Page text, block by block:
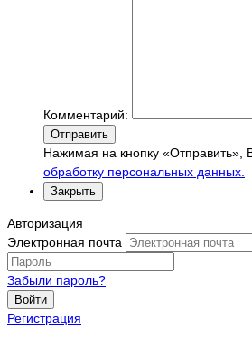
Комментарий:
Отправить
Нажимая на кнопку «Отправить»,
обработку персональных данных.
Закрыть
Авторизация
Электронная почта
Забыли пароль?
Войти
Регистрация